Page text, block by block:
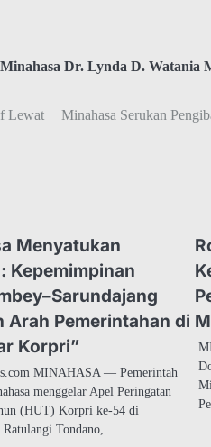
Dr. Lynda D. Watania
Lewat
Minahasa Serukan
Menyatukan
Kepemimpinan
Arah Pemerintahan di
Korpri”
MINAHASA — Pemerintah
menggelar Apel Peringatan
(HUT) Korpri ke-54 di
Ratulangi Tondano,…